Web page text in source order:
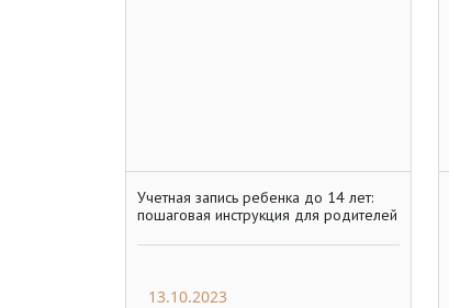
Учетная запись ребенка до 14 лет:
пошаговая инструкция для родителей
13.10.2023